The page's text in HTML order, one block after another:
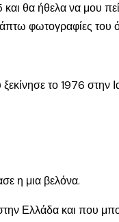
θα ήθελα να μου
φωτογραφίες
το 1976 στην
η μια βελόνα.
Ελλάδα και που